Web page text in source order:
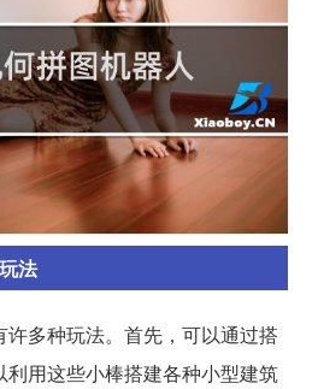
法
多种玩法。首先，可以通过搭
用这些小棒搭建各种小型建筑